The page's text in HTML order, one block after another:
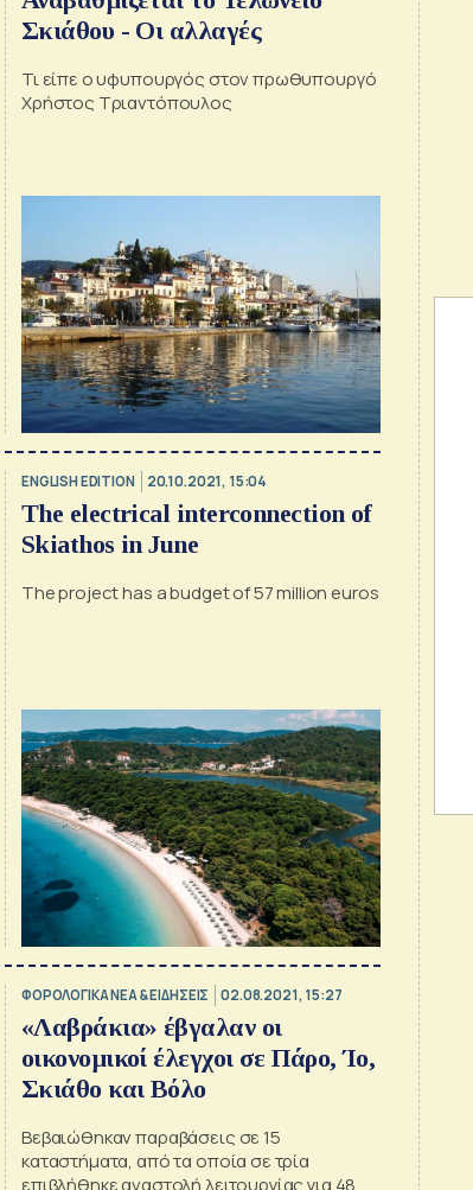
Σκιάθου - Οι αλλαγές
Τι είπε ο υφυπουργός στον πρωθυπουργό
Χρήστος Τριαντόπουλος
ENGLISH EDITION 20.10.2021, 15:04
The electrical interconnection of
Skiathos in June
The project has a budget of 57 million euros
ΦΟΡΟΛΟΓΙΚΑ ΝΕΑ & EΙΔΗΣΕΙΣ 02.08.2021, 15:27
«Λαβράκια» έβγαλαν οι
οικονομικοί έλεγχοι σε Πάρο, Ίο,
Σκιάθο και Βόλο
Βεβαιώθηκαν παραβάσεις σε 15
καταστήματα, από τα οποία σε τρία
επιβλήθηκε αναστολή λειτουργίας για 48